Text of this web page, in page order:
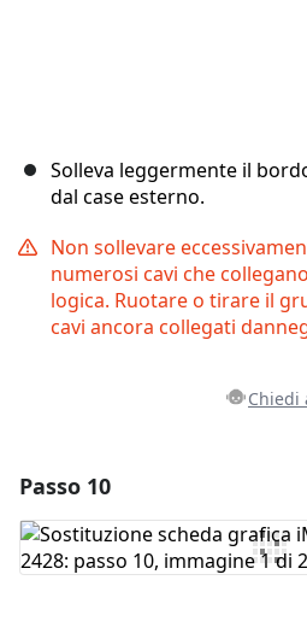
Solleva leggermente il
dal case esterno.
Non sollevare
numerosi cavi che
logica. Ruotare o tirare il
cavi ancora collegati
Chiedi
Aggiungi Commento
Passo 10